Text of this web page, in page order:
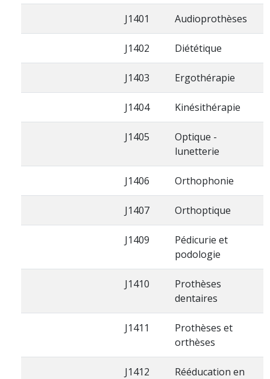
J1401 Audioprothèses
J1402 Diététique
J1403 Ergothérapie
J1404 Kinésithérapie
J1405
Optique -
lunetterie
J1406 Orthophonie
J1407 Orthoptique
J1409
Pédicurie et
podologie
J1410
Prothèses
dentaires
J1411
Prothèses et
orthèses
J1412
Rééducation en